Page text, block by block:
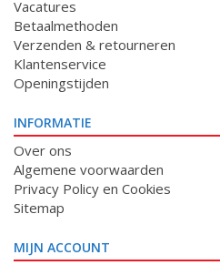
Vacatures
Betaalmethoden
Verzenden & retourneren
Klantenservice
Openingstijden
INFORMATIE
Over ons
Algemene voorwaarden
Privacy Policy en Cookies
Sitemap
MIJN ACCOUNT